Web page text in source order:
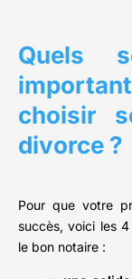
Quels
choisir
divorce ?
Pour que votre
succès, voici les
le bon notaire :